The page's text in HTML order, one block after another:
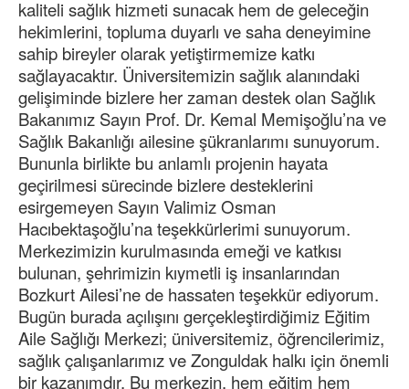
kaliteli sağlık hizmeti sunacak hem de geleceğin
hekimlerini, topluma duyarlı ve saha deneyimine
sahip bireyler olarak yetiştirmemize katkı
sağlayacaktır. Üniversitemizin sağlık alanındaki
gelişiminde bizlere her zaman destek olan Sağlık
Bakanımız Sayın Prof. Dr. Kemal Memişoğlu’na ve
Sağlık Bakanlığı ailesine şükranlarımı sunuyorum.
Bununla birlikte bu anlamlı projenin hayata
geçirilmesi sürecinde bizlere desteklerini
esirgemeyen Sayın Valimiz Osman
Hacıbektaşoğlu’na teşekkürlerimi sunuyorum.
Merkezimizin kurulmasında emeği ve katkısı
bulunan, şehrimizin kıymetli iş insanlarından
Bozkurt Ailesi’ne de hassaten teşekkür ediyorum.
Bugün burada açılışını gerçekleştirdiğimiz Eğitim
Aile Sağlığı Merkezi; üniversitemiz, öğrencilerimiz,
sağlık çalışanlarımız ve Zonguldak halkı için önemli
bir kazanımdır. Bu merkezin, hem eğitim hem